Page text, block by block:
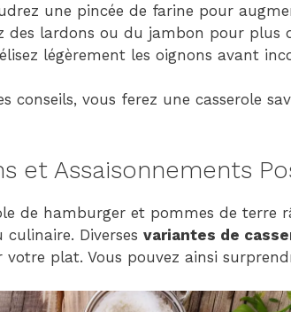
une pincée de farine pour
des lardons ou du jambon pour plus
légèrement les oignons avant
conseils, vous ferez une casserole
et Assaisonnements
de hamburger et pommes de terre
Diverses variantes de
votre plat. Vous pouvez ainsi